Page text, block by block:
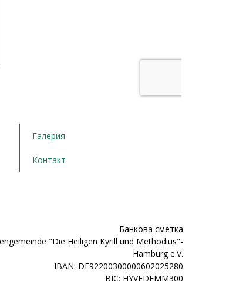
Галерия
Контакт
Банкова сметка
"Die Heiligen Kyrill und Methodius"-
Hamburg e.V.
IBAN: DE92200300000602025280
BIC: HYVEDEMM300